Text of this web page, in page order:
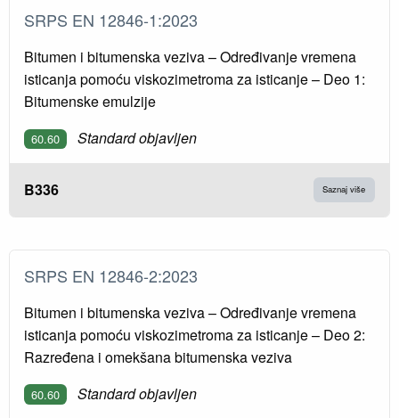
SRPS EN 12846-1:2023
Bitumen i bitumenska veziva – Određivanje vremena
isticanja pomoću viskozimetroma za isticanje – Deo 1:
Bitumenske emulzije
60.60 Standard objavljen
B336 Saznaj više
SRPS EN 12846-2:2023
Bitumen i bitumenska veziva – Određivanje vremena
isticanja pomoću viskozimetroma za isticanje – Deo 2:
Razređena i omekšana bitumenska veziva
60.60 Standard objavljen